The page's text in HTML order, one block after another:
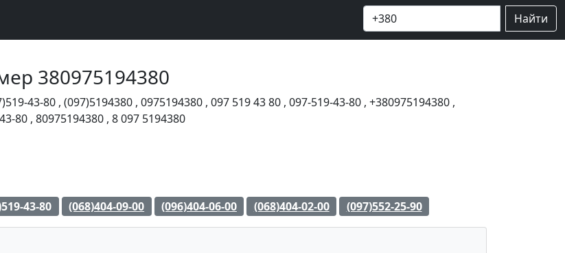
Найти
380975194380
43-80 , (097)5194380 , 0975194380 , 097 519 43 80 , 097-519-43-80 , +380975194380 ,
80 , 80975194380 , 8 097 5194380
43-80 (068)404-09-00 (096)404-06-00 (068)404-02-00 (097)552-25-90